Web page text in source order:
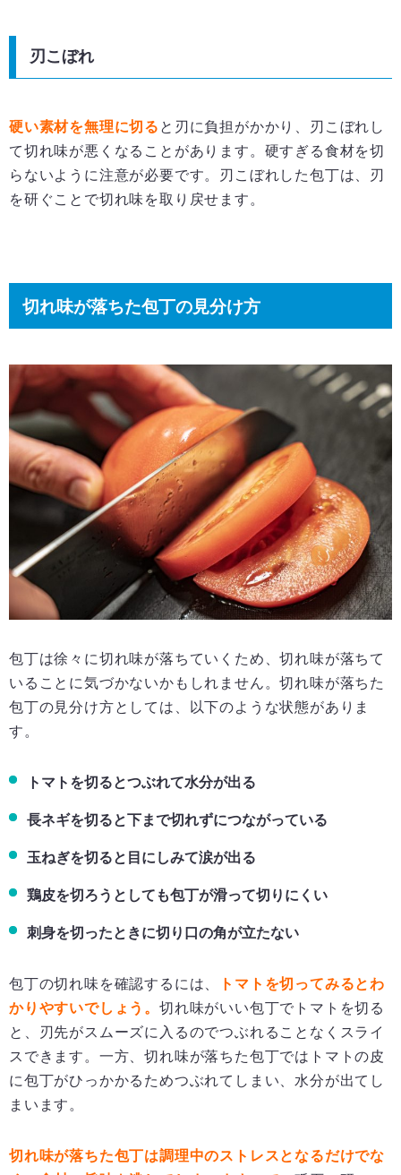
刃こぼれ
硬い素材を無理に切る と刃に負担がかかり、刃こぼれし
て切れ味が悪くなることがあります。硬すぎる食材を切
らないように注意が必要です。刃こぼれした包丁は、刃
を研ぐことで切れ味を取り戻せます。
切れ味が落ちた包丁の見分け方
包丁は徐々に切れ味が落ちていくため、切れ味が落ちて
いることに気づかないかもしれません。切れ味が落ちた
包丁の見分け方としては、以下のような状態がありま
す。
トマトを切るとつぶれて水分が出る
長ネギを切ると下まで切れずにつながっている
玉ねぎを切ると目にしみて涙が出る
鶏皮を切ろうとしても包丁が滑って切りにくい
刺身を切ったときに切り口の角が立たない
包丁の切れ味を確認するには、
トマトを切ってみるとわ
かりやすいでしょう。切れ味がいい包丁でトマトを切る
と、刃先がスムーズに入るのでつぶれることなくスライ
スできます。一方、切れ味が落ちた包丁ではトマトの皮
に包丁がひっかかるためつぶれてしまい、水分が出てし
まいます。
切れ味が落ちた包丁は調理中のストレスとなるだけでな